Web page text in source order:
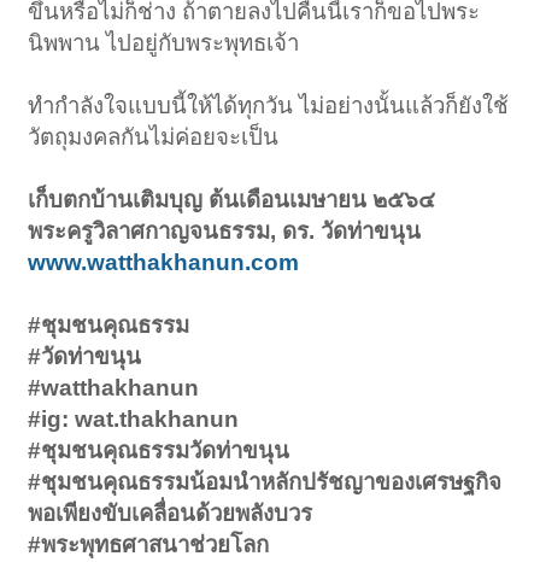
ขึ้นหรือไม่ก็ช่าง ถ้าตายลงไปคืนนี้เราก็ขอไปพระ
นิพพาน ไปอยู่กับพระพุทธเจ้า
ทำกำลังใจแบบนี้ให้ได้ทุกวัน ไม่อย่างนั้นแล้วก็ยังใช้
วัตถุมงคลกันไม่ค่อยจะเป็น
เก็บตกบ้านเติมบุญ ต้นเดือนเมษายน ๒๕๖๔
พระครูวิลาศกาญจนธรรม, ดร. วัดท่าขนุน
www.watthakhanun.com
#ชุมชนคุณธรรม
#วัดท่าขนุน
#watthakhanun
#ig: wat.thakhanun
#ชุมชนคุณธรรมวัดท่าขนุน
#ชุมชนคุณธรรมน้อมนำหลักปรัชญาของเศรษฐกิจ
พอเพียงขับเคลื่อนด้วยพลังบวร
#พระพุทธศาสนาช่วยโลก